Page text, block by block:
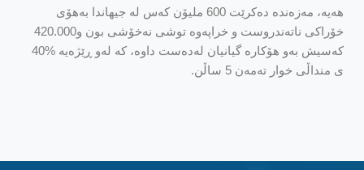
هه‌یه‌، مه‌زه‌نده‌ ده‌كرێت 600 ملیۆن كه‌س له‌ جیهاندا به‌هۆی
خۆراكی ناته‌ندروست و خراپه‌وه‌ توشی نه‌خۆشی بون و420.000
كه‌سیش به‌و هۆكاره‌ گیانیان له‌ده‌ست داوه‌، كه‌ له‌و ڕێژه‌یه‌ %40
ی منداڵی خوار ته‌مه‌ن 5 ساڵن.